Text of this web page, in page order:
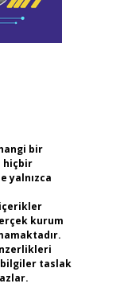
bir
hiçbir
yalnızca
kurum
taslak